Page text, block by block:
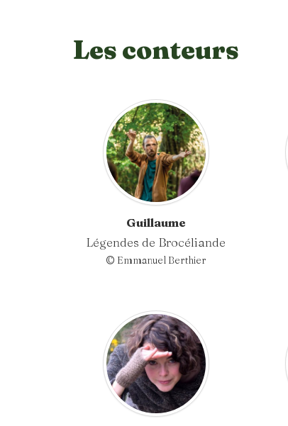
Les conteurs
Guillaume
Légendes de Brocéliande
© Emmanuel Berthier